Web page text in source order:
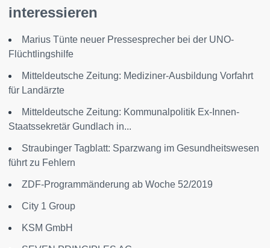
interessieren
Marius Tünte neuer Pressesprecher bei der UNO-
Flüchtlingshilfe
Mitteldeutsche Zeitung: Mediziner-Ausbildung Vorfahrt
für Landärzte
Mitteldeutsche Zeitung: Kommunalpolitik Ex-Innen-
Staatssekretär Gundlach in...
Straubinger Tagblatt: Sparzwang im Gesundheitswesen
führt zu Fehlern
ZDF-Programmänderung ab Woche 52/2019
City 1 Group
KSM GmbH